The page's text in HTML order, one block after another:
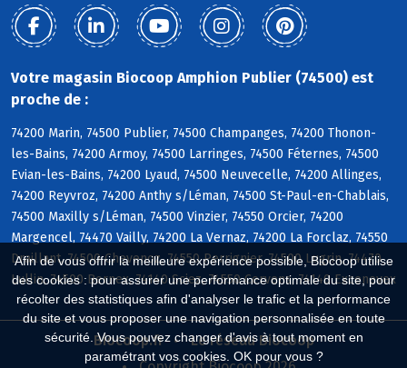
Afin de vous offrir la meilleure expérience possible, Biocoop utilise
des cookies : pour assurer une performance optimale du site, pour
récolter des statistiques afin d'analyser le trafic et la performance
du site et vous proposer une navigation personnalisée en toute
sécurité. Vous pouvez changer d'avis à tout moment en
paramétrant vos cookies. OK pour vous ?
Votre magasin Biocoop Amphion Publier (74500) est
proche de :
74200 Marin, 74500 Publier, 74500 Champanges, 74200 Thonon-
les-Bains, 74200 Armoy, 74500 Larringes, 74500 Féternes, 74500
Evian-les-Bains, 74200 Lyaud, 74500 Neuvecelle, 74200 Allinges,
74200 Reyvroz, 74200 Anthy s/Léman, 74500 St-Paul-en-Chablais,
74500 Maxilly s/Léman, 74500 Vinzier, 74550 Orcier, 74200
Margencel, 74470 Vailly, 74200 La Vernaz, 74200 La Forclaz, 74550
Draillant, 74500 Chevenoz, 74550 Perrignier, 74500 Lugrin, 74470
Lullin, 74500 Bernex, 74140 Sciez, 74550 Cervens, 74140 Excenevex
Biocoop.fr
Le réseau Biocoop